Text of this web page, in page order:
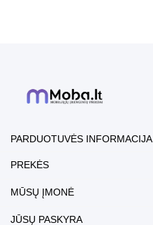
PARDUOTUVĖS INFORMACIJA
PREKĖS
MŪSŲ ĮMONĖ
JŪSŲ PASKYRA